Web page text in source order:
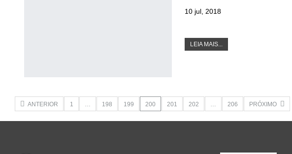
10 jul, 2018
LEIA MAIS...
ANTERIOR 1 198 199 200 201 202 206 PRÓXIMO